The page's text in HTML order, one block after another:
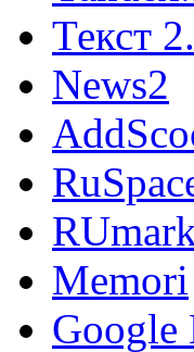
Текст
News2
Memori
Google